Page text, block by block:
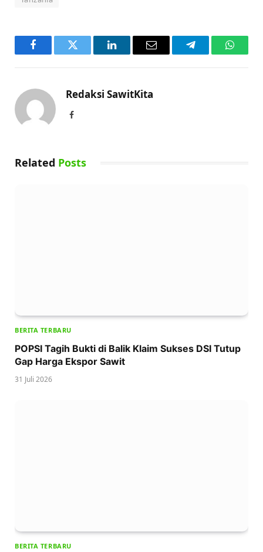
FacebookTwitter LinkedInEmail Telegram
Redaksi SawitKita
Facebook
Related Posts
BERITA TERBARU
POPSI Tagih Bukti di Balik Klaim Sukses DSI Tutup
Gap Harga Ekspor Sawit
31 Juli 2026
BERITA TERBARU